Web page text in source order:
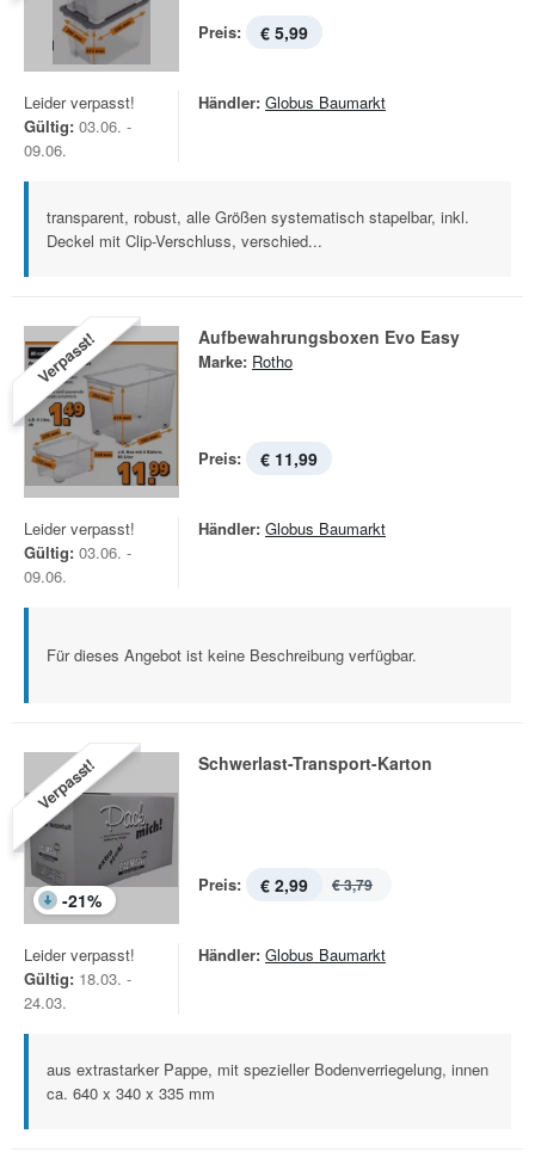
Preis: € 5,99
Leider verpasst!
Gültig: 03.06. -
09.06.
Händler: Globus Baumarkt
transparent, robust, alle Größen systematisch stapelbar, inkl.
Deckel mit Clip-Verschluss, verschied...
Verpasst! Aufbewahrungsboxen Evo Easy
Marke: Rotho
Preis: € 11,99
Leider verpasst!
Gültig: 03.06. -
09.06.
Händler: Globus Baumarkt
Für dieses Angebot ist keine Beschreibung verfügbar.
Verpasst!
-21%
Schwerlast-Transport-Karton
Preis: € 2,99 € 3,79
Leider verpasst!
Gültig: 18.03. -
24.03.
Händler: Globus Baumarkt
aus extrastarker Pappe, mit spezieller Bodenverriegelung, innen
ca. 640 x 340 x 335 mm